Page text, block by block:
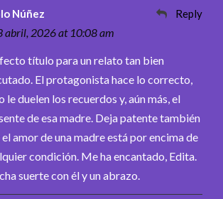
Núñez
abril, 2026 at 10:08 am
Reply
título para un relato tan bien
El protagonista hace lo correcto,
le duelen los recuerdos y, aún más, el
de esa madre. Deja patente también
el amor de una madre está por encima de
condición. Me ha encantado, Edita.
suerte con él y un abrazo.